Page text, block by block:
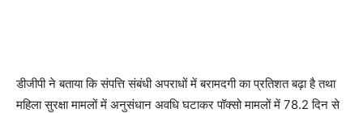
डीजीपी ने बताया कि संपत्ति संबंधी अपराधों में बरामदगी का प्रतिशत बढ़ा है तथा
महिला सुरक्षा मामलों में अनुसंधान अवधि घटाकर पॉक्सो मामलों में 78.2 दिन से